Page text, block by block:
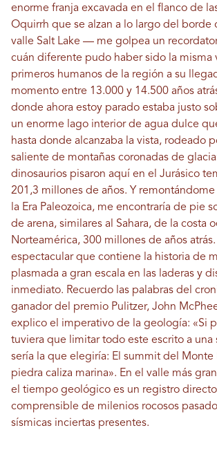
enorme franja excavada en el flanco de
Oquirrh que se alzan a lo largo del borde
valle Salt Lake — me golpea un
cuán diferente pudo haber sido la misma
primeros humanos de la región a su
momento entre 13.000 y 14.500 años
donde ahora estoy parado estaba justo
un enorme lago interior de agua dulce
hasta donde alcanzaba la vista, rodeado
saliente de montañas coronadas de
dinosaurios pisaron aquí en el Jurásico
201,3 millones de años. Y remontándome
la Era Paleozoica, me encontraría de pie
de arena, similares al Sahara, de la costa
Norteamérica, 300 millones de años
espectacular que contiene la historia de
plasmada a gran escala en las laderas y
inmediato. Recuerdo las palabras del
ganador del premio Pulitzer, John
explico el imperativo de la geología: «Si
tuviera que limitar todo este escrito a una
sería la que elegiría: El summit del Monte
piedra caliza marina». En el valle más
el tiempo geológico es un registro
comprensible de milenios rocosos
sísmicas inciertas presentes.